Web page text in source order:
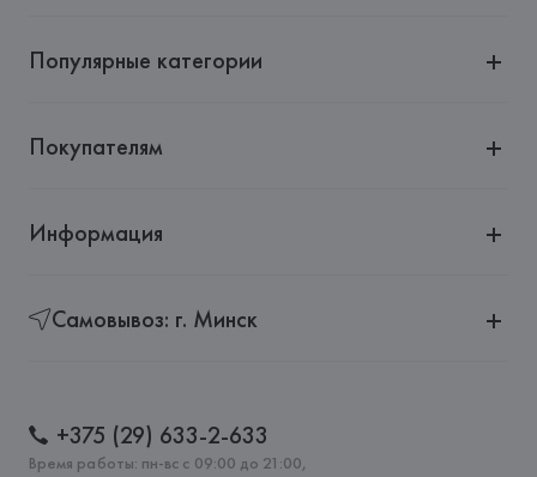
Популярные категории
Покупателям
Информация
Самовывоз: г. Минск
+375 (29) 633-2-633
Время работы: пн-вс с 09:00 до 21:00,